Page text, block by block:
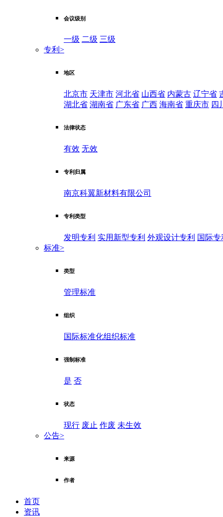
会议级别
一级 二级 三级
专利 >
地区
北京市 天津市 河北省 山西省 内蒙古 辽宁省
湖北省 湖南省 广东省 广西 海南省 重庆市 四
法律状态
有效 无效
专利归属
南京科翼新材料有限公司
专利类型
发明专利 实用新型专利 外观设计专利 国际专
标准>
类型
管理标准
组织
国际标准化组织标准
强制标准
是 否
状态
现行 废止 作废 未生效
公告>
来源
作者
首页
资讯